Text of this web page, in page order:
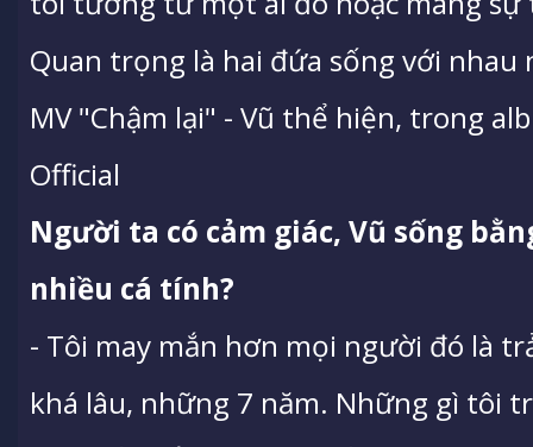
Quan trọng là hai đứa sống với
MV "Chậm lại" - Vũ thể hiện, trong
Official
Người ta có cảm giác, Vũ sống
nhiều cá tính?
- Tôi may mắn hơn mọi người đó là
khá lâu, những 7 năm. Những gì tôi